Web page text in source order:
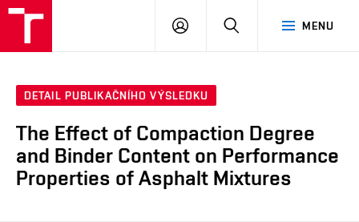
MENU
PŘIHLÁSIT
DETAIL PUBLIKAČNÍHO VÝSLEDKU
The Effect of Compaction Degree
and Binder Content on Performance
Properties of Asphalt Mixtures